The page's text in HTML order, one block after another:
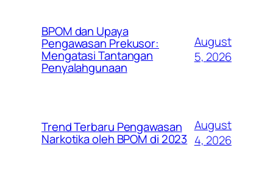
BPOM dan Upaya
Pengawasan Prekusor:
Mengatasi Tantangan
Penyalahgunaan
August
5, 2026
Trend Terbaru Pengawasan
Narkotika oleh BPOM di 2023
August
4, 2026